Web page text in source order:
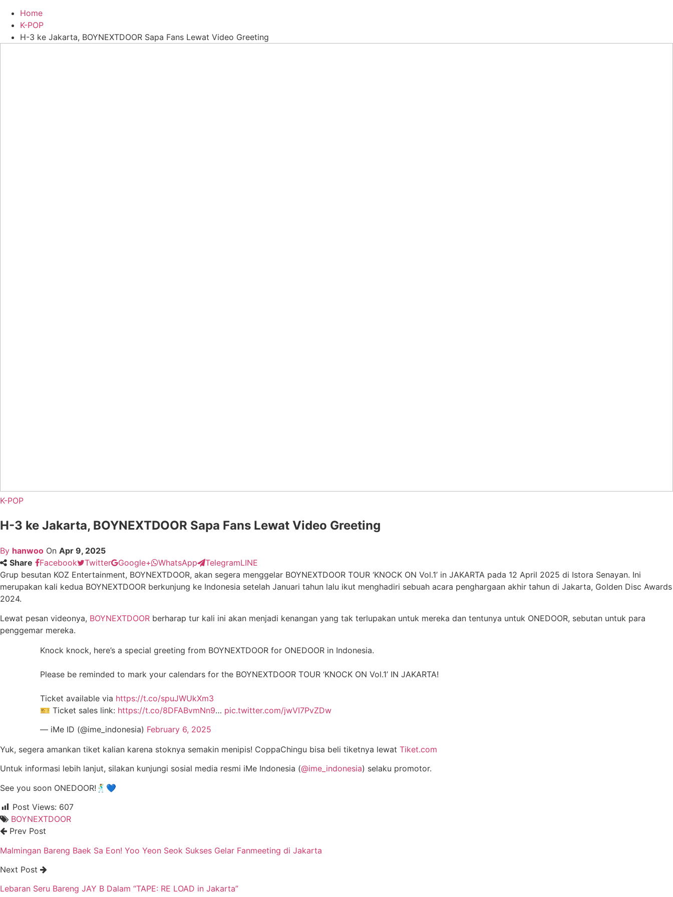
Home
K-POP
H-3 ke Jakarta, BOYNEXTDOOR Sapa Fans Lewat Video Greeting
K-POP
H-3 ke Jakarta, BOYNEXTDOOR Sapa Fans Lewat Video Greeting
By hanwoo On Apr 9, 2025
Share
Facebook Twitter Google+ WhatsApp TelegramLINE
Grup besutan KOZ Entertainment, BOYNEXTDOOR, akan segera menggelar BOYNEXTDOOR TOUR ‘KNOCK ON Vol.1’ in JAKARTA pada 12 April 2025 di Istora Senayan. Ini
merupakan kali kedua BOYNEXTDOOR berkunjung ke Indonesia setelah Januari tahun lalu ikut menghadiri sebuah acara penghargaan akhir tahun di Jakarta, Golden Disc Awards
2024.
Lewat pesan videonya, BOYNEXTDOOR berharap tur kali ini akan menjadi kenangan yang tak terlupakan untuk mereka dan tentunya untuk ONEDOOR, sebutan untuk para
penggemar mereka.
Knock knock, here’s a special greeting from BOYNEXTDOOR for ONEDOOR in Indonesia.
Please be reminded to mark your calendars for the BOYNEXTDOOR TOUR ‘KNOCK ON Vol.1’ IN JAKARTA!
Ticket available via https://t.co/spuJWUkXm3
🎫 Ticket sales link: https://t.co/8DFABvmNn9… pic.twitter.com/jwVI7PvZDw
— iMe ID (@ime_indonesia) February 6, 2025
Yuk, segera amankan tiket kalian karena stoknya semakin menipis! CoppaChingu bisa beli tiketnya lewat Tiket.com
Untuk informasi lebih lanjut, silakan kunjungi sosial media resmi iMe Indonesia (@ime_indonesia) selaku promotor.
See you soon ONEDOOR!🕺💙
Post Views: 607
BOYNEXTDOOR
Prev Post
Malmingan Bareng Baek Sa Eon! Yoo Yeon Seok Sukses Gelar Fanmeeting di Jakarta
Next Post
Lebaran Seru Bareng JAY B Dalam “TAPE: RE LOAD in Jakarta”